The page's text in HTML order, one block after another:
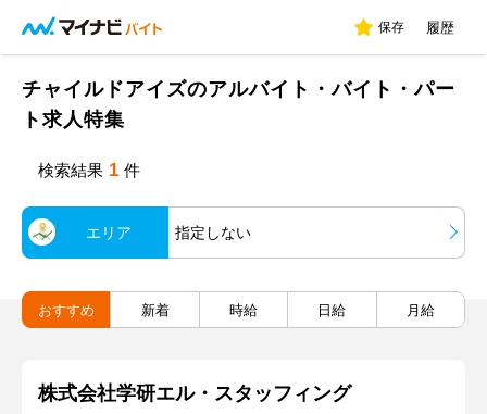
保存 履歴
チャイルドアイズのアルバイト・バイト・パー
ト求人特集
検索結果 1 件
エリア 指定しない
おすすめ 新着 時給 日給 月給
株式会社学研エル・スタッフィング